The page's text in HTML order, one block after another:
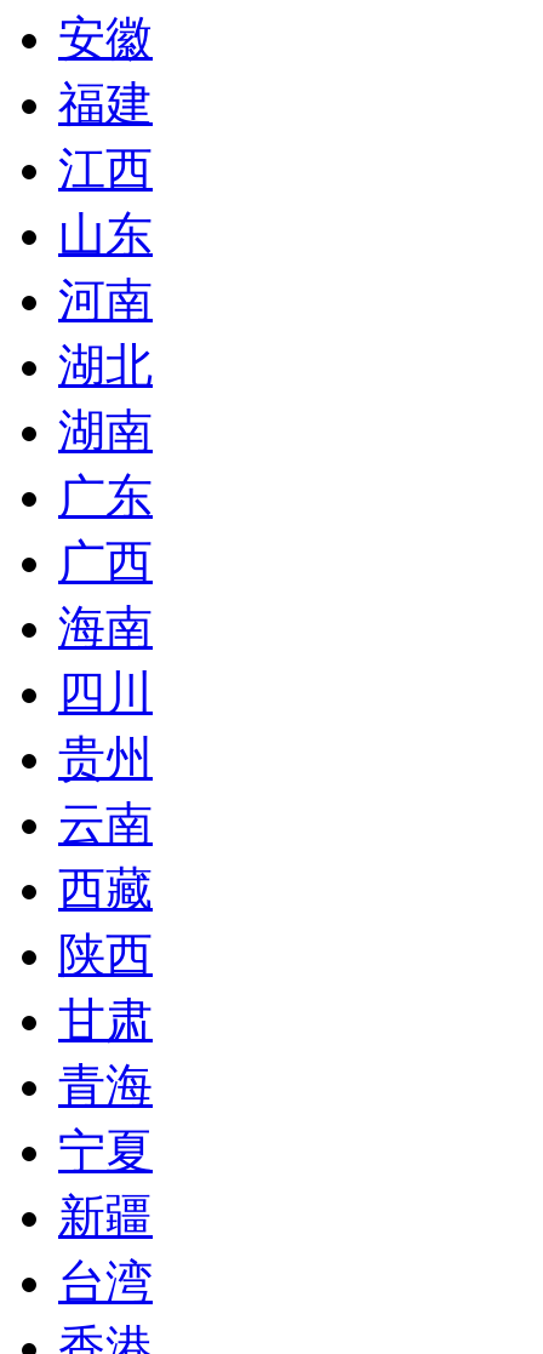
安徽
福建
江西
山东
河南
湖北
湖南
广东
广西
海南
四川
贵州
云南
西藏
陕西
甘肃
青海
宁夏
新疆
台湾